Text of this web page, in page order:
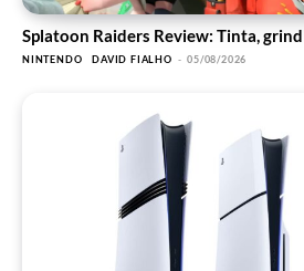
Splatoon Raiders Review: Tinta,
NINTENDO DAVID FIALHO - 05/08/2026